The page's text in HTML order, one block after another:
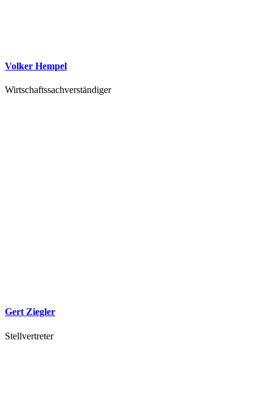
Volker Hempel
Wirtschaftssachverständiger
Gert Ziegler
Stellvertreter